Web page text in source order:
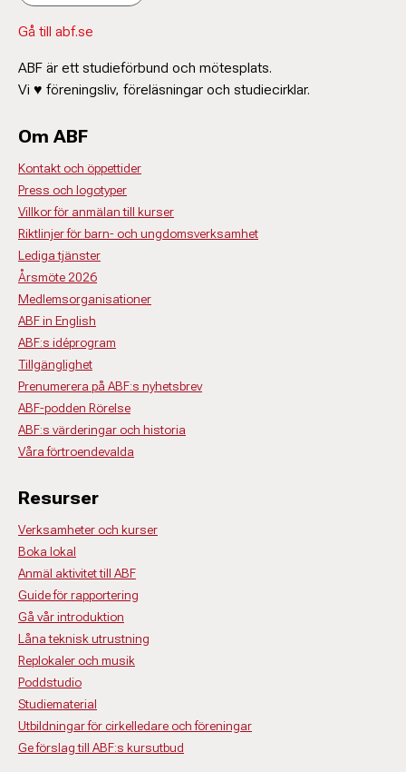
Gå till abf.se
ABF är ett studieförbund och mötesplats.
Vi ♥ föreningsliv, föreläsningar och studiecirklar.
Om ABF
Kontakt och öppettider
Press och logotyper
Villkor för anmälan till kurser
Riktlinjer för barn- och ungdomsverksamhet
Lediga tjänster
Årsmöte 2026
Medlemsorganisationer
ABF in English
ABF:s idéprogram
Tillgänglighet
Prenumerera på ABF:s nyhetsbrev
ABF-podden Rörelse
ABF:s värderingar och historia
Våra förtroendevalda
Resurser
Verksamheter och kurser
Boka lokal
Anmäl aktivitet till ABF
Guide för rapportering
Gå vår introduktion
Låna teknisk utrustning
Replokaler och musik
Poddstudio
Studiematerial
Utbildningar för cirkelledare och föreningar
Ge förslag till ABF:s kursutbud